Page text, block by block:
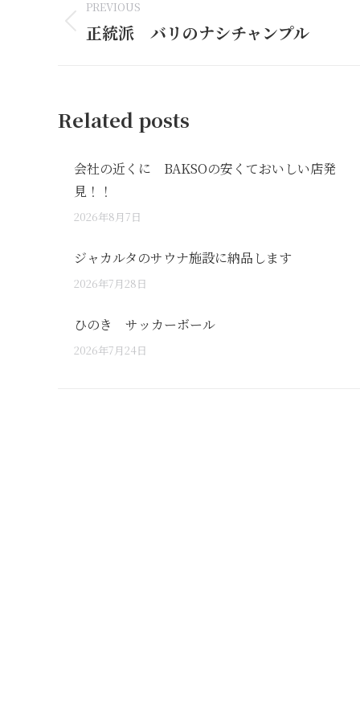
navigation
PREVIOUS
Previous
正統派 バリのナシチャンプル
Related posts
会社の近くに BAKSOの安くておいしい店発
見！！
2026年8月7日
ジャカルタのサウナ施設に納品します
2026年7月28日
ひのき サッカーボール
2026年7月24日